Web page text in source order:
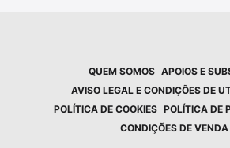
QUEM SOMOS APOIOS E
AVISO LEGAL E CONDIÇÕES DE
POLÍTICA DE COOKIES POLÍTICA DE
CONDIÇÕES DE VENDA